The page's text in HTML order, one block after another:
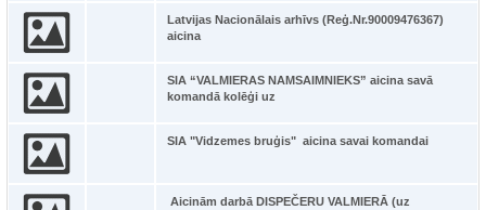
Latvijas Nacionālais arhīvs (Reģ.Nr.90009476367)
aicina
SIA “VALMIERAS NAMSAIMNIEKS” aicina savā
komandā kolēģi uz
SIA "Vidzemes bruģis" aicina savai komandai
Aicinām darbā DISPEČERU VALMIERĀ (uz